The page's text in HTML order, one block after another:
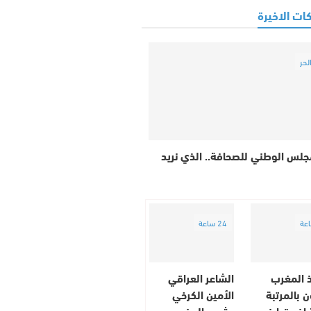
الاخيرة
الوطني للصحافة.. الذي نريد
المغرب
بالمرتبة
24 ساعة
الشاعر العراقي
الأمين الكرخي